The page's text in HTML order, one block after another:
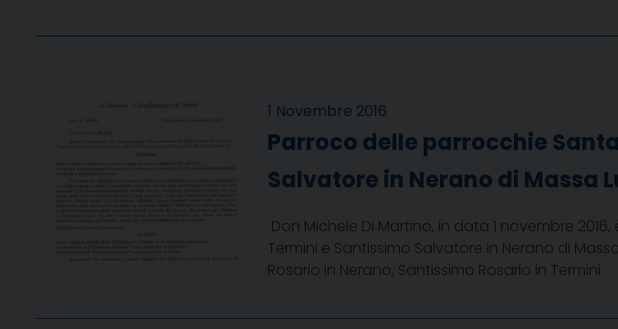
1 Novembre 2016
Parroco delle parrocchie
Salvatore in Nerano di Massa
Don Michele Di Martino, in data 1 novembre
Termini e Santissimo Salvatore in Nerano di
Rosario in Nerano, Santissimo Rosario in Termini.